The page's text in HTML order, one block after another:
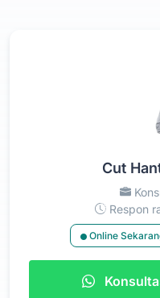
Cut
Respon
Online